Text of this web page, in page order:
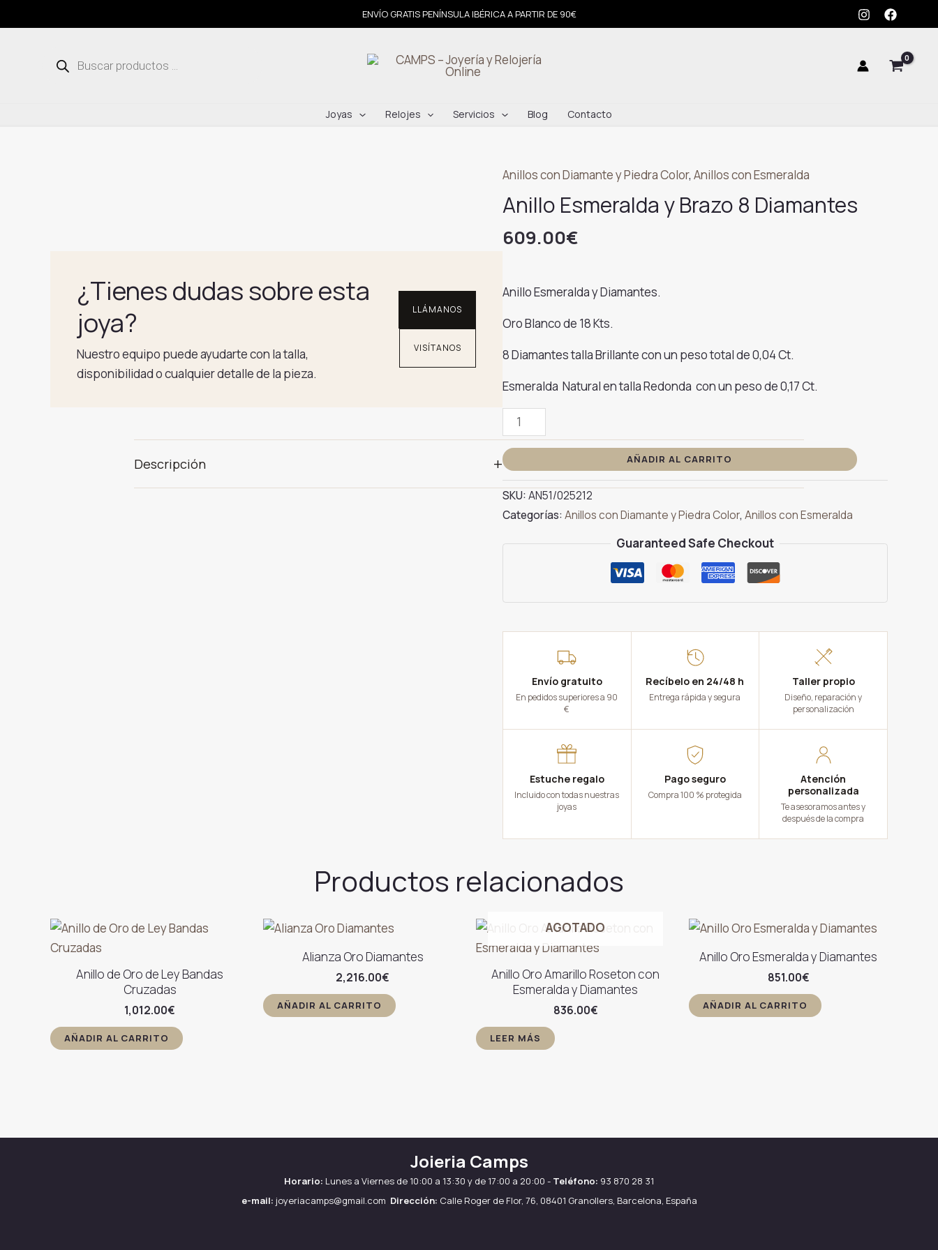
al
ENVÍO GRATIS PENÍNSULA IBÉRICA A PARTIR DE 90€
productos
Joyas Relojes Servicios Blog Contacto
Anillos con Diamante y Piedra Color, Anillos con Esmeralda
Anillo Esmeralda y Brazo 8 Diamantes
609.00€
Anillo Esmeralda y Diamantes.
Oro Blanco de 18 Kts.
8 Diamantes talla Brillante con un peso total de 0,04 Ct.
Esmeralda Natural en talla Redonda con un peso de 0,17 Ct.
Anillo
Esmeralda
y
Brazo
8
Diamantes
AÑADIR AL CARRITO
SKU:AN51/025212
Categorías:Anillos con Diamante y Piedra Color,Anillos con Esmeralda
Guaranteed Safe Checkout
Envío gratuito
En pedidos superiores a 90
€
Recíbelo en 24/48 h
Entrega rápida y segura
Taller propio
Diseño, reparación y
personalización
Estuche regalo
Incluido con todas nuestras
joyas
Pago seguro
Compra 100 % protegida
Atención
personalizada
Te asesoramos antes y
después de la compra
¿Tienes dudas sobre esta
joya?
Nuestro equipo puede ayudarte con la talla,
disponibilidad o cualquier detalle de la pieza.
LLÁMANOS
VISÍTANOS
Descripción +
Productos relacionados
Anillo de Oro de Ley Bandas
Cruzadas
1,012.00€
AÑADIR AL CARRITO
Alianza Oro Diamantes
2,216.00€
AÑADIR AL CARRITO
AGOTADO
Anillo Oro Amarillo Roseton con
Esmeralda y Diamantes
836.00€
LEER MÁS
Anillo Oro Esmeralda y Diamantes
851.00€
AÑADIR AL CARRITO
Joieria Camps
Horario: Lunes a Viernes de 10:00 a 13:30 y de 17:00 a 20:00 - Teléfono: 93 870 28 31
e-mail: joyeriacamps@gmail.com Dirección: Calle Roger de Flor, 76, 08401 Granollers, Barcelona, España
Brazo